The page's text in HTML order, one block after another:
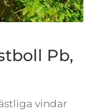
Pb,
vindar